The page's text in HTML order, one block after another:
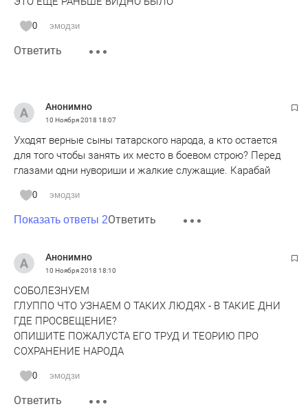
0 эмодзи
Ответить
Анонимно
10 Ноября 2018 18:07
Уходят верные сыны татарского народа, а кто остается
для того чтобы занять их место в боевом строю? Перед
глазами одни нувориши и жалкие служащие. Карабай
0 эмодзи
Показать ответы 2Ответить
Анонимно
10 Ноября 2018 18:10
СОБОЛЕЗНУЕМ
ГЛУППО ЧТО УЗНАЕМ О ТАКИХ ЛЮДЯХ - В ТАКИЕ ДНИ
ГДЕ ПРОСВЕЩЕНИЕ?
ОПИШИТЕ ПОЖАЛУСТА ЕГО ТРУД И ТЕОРИЮ ПРО
СОХРАНЕНИЕ НАРОДА
0 эмодзи
Ответить